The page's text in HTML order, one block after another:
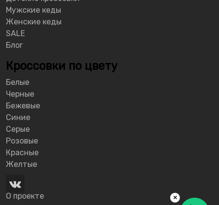
Мужские кеды
Женские кеды
SALE
Блог
Кроссовки по цвету
Белые
Черные
Бежевые
Синие
Серые
Розовые
Красные
Желтые
О проекте ×